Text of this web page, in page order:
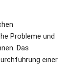
Probleme und
Das
einer